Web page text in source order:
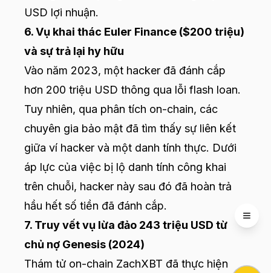
USD lợi nhuận.
6. Vụ khai thác Euler Finance ($200 triệu)
và sự trả lại hy hữu
Vào năm 2023, một hacker đã đánh cắp
hơn 200 triệu USD thông qua lỗi flash loan.
Tuy nhiên, qua phân tích on-chain, các
chuyên gia bảo mật đã tìm thấy sự liên kết
giữa ví hacker và một danh tính thực. Dưới
áp lực của việc bị lộ danh tính công khai
trên chuỗi, hacker này sau đó đã hoàn trả
hầu hết số tiền đã đánh cắp.
7. Truy vết vụ lừa đảo 243 triệu USD từ
chủ nợ Genesis (2024)
Thám tử on-chain ZachXBT đã thực hiện